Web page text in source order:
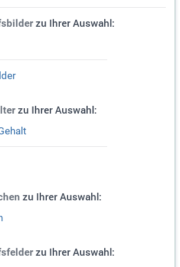
zu Ihrer Auswahl:
zu Ihrer Auswahl:
zu Ihrer Auswahl:
zu Ihrer Auswahl: